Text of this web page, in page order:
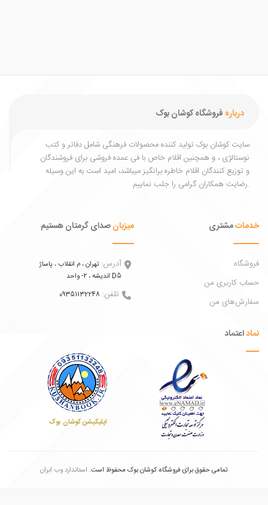
فروشگاه کوشان بوک
کوشان بوک تولید کننده محصولات فرهنگی شامل دفاتر و کتب
، و همچنین اقلام خاص با فی عمده فروشی برای فروشندگان
کنندگان اقلام خاطره برانگیز میباشد، امید است به این وسیله
مشتری
کاربری من
من
صدای گرمتان هستیم
آدرس:تهران ، م انقلاب ، پاساژ
تلفن:09351132248
اپلیکیشن کوشان بوک
تمامی حقوق برای فروشگاه کوشان بوک محفوظ است.استاندارد وب ابران